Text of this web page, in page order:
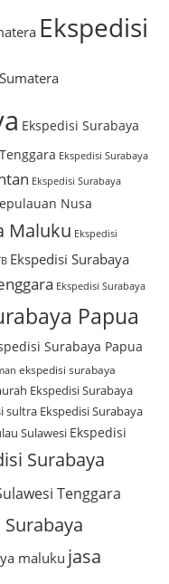
Ekspedisi
Ekspedisi Surabaya
Ekspedisi Surabaya
Ekspedisi Surabaya
Nusa
Maluku Ekspedisi
Ekspedisi Surabaya
Ekspedisi Surabaya
Papua
Surabaya Papua
ekspedisi surabaya
Ekspedisi Surabaya
sultra Ekspedisi Surabaya
Sulawesi Ekspedisi
Surabaya
Tenggara
maluku jasa